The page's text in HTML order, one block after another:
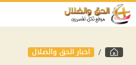
اخبار الحق والضلال